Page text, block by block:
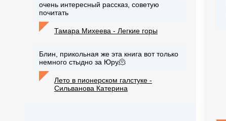
очень интересный рассказ, советую
почитать
Тамара Михеева - Легкие горы
Блин, прикольная же эта книга вот только
немного стыдно за Юру🫠
Лето в пионерском галстуке -
Сильванова Катерина